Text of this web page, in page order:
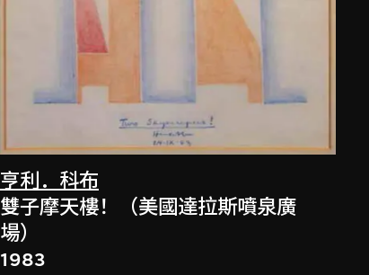
亨利．科布
雙子摩天樓！（美國達拉斯噴泉廣
場）
1983